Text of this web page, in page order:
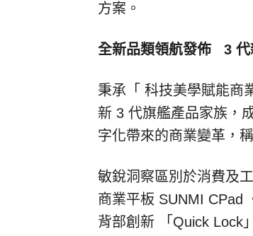
方案。
全新品類領航發佈 3 代
秉承「 科技美學賦能商
新 3 代旗艦產品家族，
字化帶來的商業變革，
敏銳洞察區別於消費及
商業平板 SUNMI CPad
背部創新
「Quick Lock」